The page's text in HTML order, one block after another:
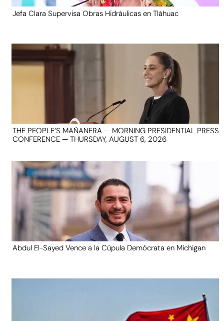
Jefa Clara Supervisa Obras Hidráulicas en Tláhuac
THE PEOPLE’S MAÑANERA — MORNING PRESIDENTIAL PRESS
CONFERENCE — THURSDAY, AUGUST 6, 2026
Abdul El-Sayed Vence a la Cúpula Demócrata en Michigan